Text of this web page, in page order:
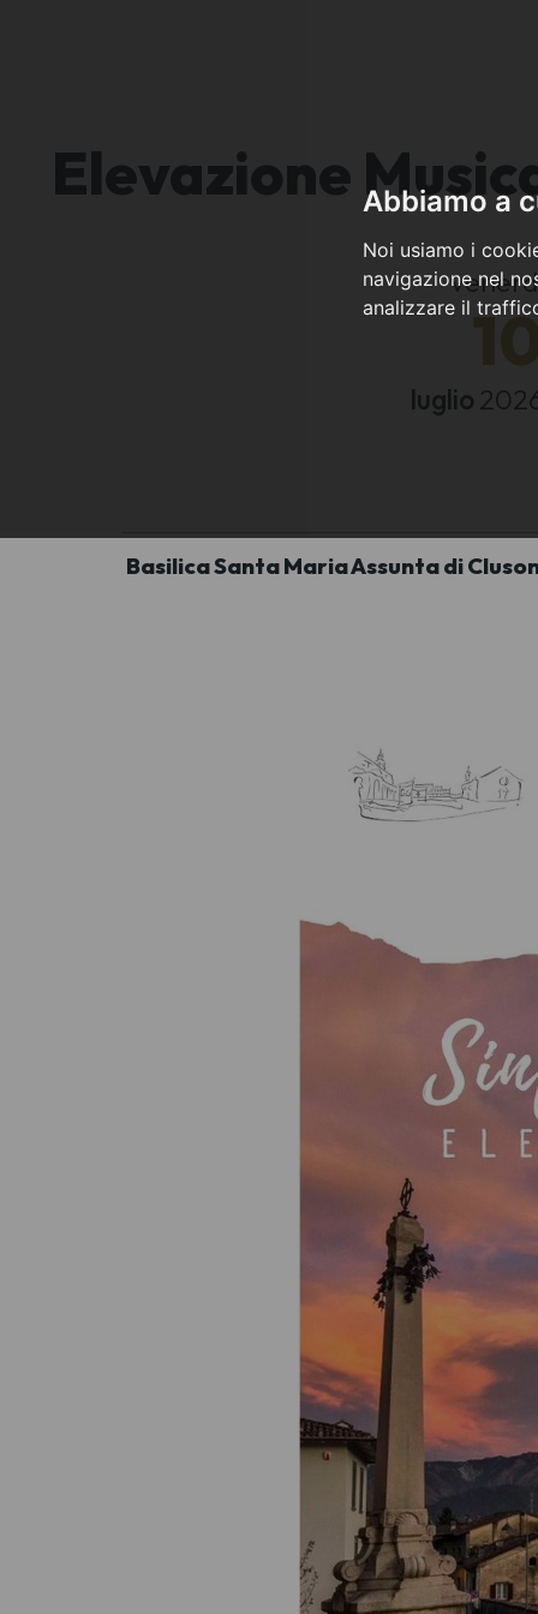
Abbiamo a
Noi usiamo i
navigazione nel
analizzare il
Elevazione
luglio
Basilica Santa Maria Assunta di